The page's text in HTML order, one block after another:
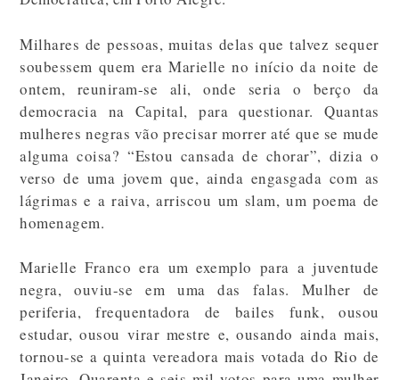
Milhares de pessoas, muitas delas que talvez sequer
soubessem quem era Marielle no início da noite de
ontem, reuniram-se ali, onde seria o berço da
democracia na Capital, para questionar. Quantas
mulheres negras vão precisar morrer até que se mude
alguma coisa? “Estou cansada de chorar”, dizia o
verso de uma jovem que, ainda engasgada com as
lágrimas e a raiva, arriscou um slam, um poema de
homenagem.
Marielle Franco era um exemplo para a juventude
negra, ouviu-se em uma das falas. Mulher de
periferia, frequentadora de bailes funk, ousou
estudar, ousou virar mestre e, ousando ainda mais,
tornou-se a quinta vereadora mais votada do Rio de